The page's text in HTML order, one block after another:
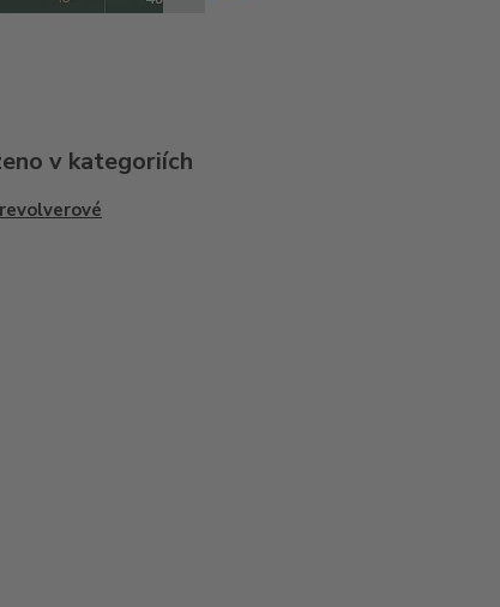
v kategoriích